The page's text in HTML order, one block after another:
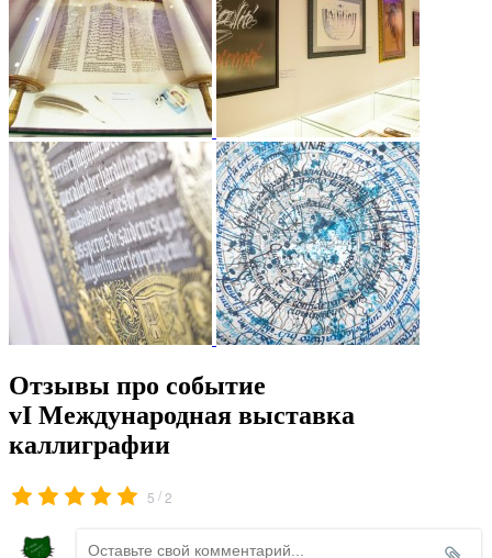
Отзывы про событие
vI Международная выставка
каллиграфии
5 /2